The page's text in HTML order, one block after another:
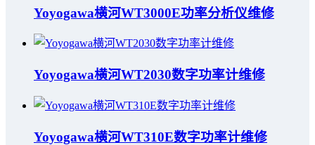
Yoyogawa横河WT3000E功率分析仪维修
Yoyogawa横河WT2030数字功率计维修
Yoyogawa横河WT310E数字功率计维修